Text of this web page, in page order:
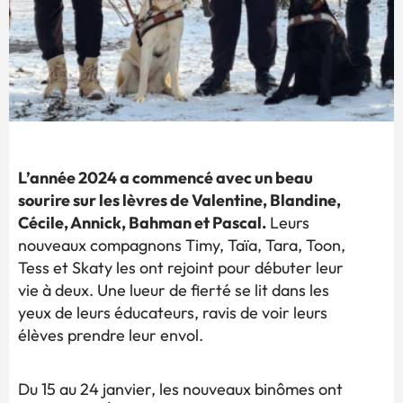
L’année 2024 a commencé avec un beau
sourire sur les lèvres de Valentine, Blandine,
Cécile, Annick, Bahman et Pascal. Leurs
nouveaux compagnons Timy, Taïa, Tara, Toon,
Tess et Skaty les ont rejoint pour débuter leur
vie à deux. Une lueur de fierté se lit dans les
yeux de leurs éducateurs, ravis de voir leurs
élèves prendre leur envol.
Du 15 au 24 janvier, les nouveaux binômes ont